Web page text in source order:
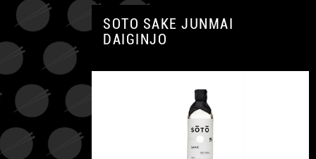
SOTO SAKE JUNMAI
DAIGINJO